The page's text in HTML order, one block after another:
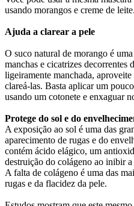
usando morangos e creme de leite.
Ajuda a clarear a pele
O suco natural de morango é
manchas e cicatrizes decorrentes
ligeiramente manchada,
clareá-las. Basta aplicar um
usando um cotonete e enxaguar
Protege do sol e do
A exposição ao sol é uma das
aparecimento de rugas e do
contém ácido elágico, um
destruição do colágeno ao inibir
A falta de colágeno é uma das
rugas e da flacidez da pele.